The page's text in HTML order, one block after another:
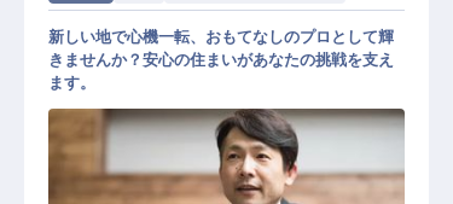
新しい地で心機一転、おもてなしのプロとして輝
きませんか？安心の住まいがあなたの挑戦を支え
ます。